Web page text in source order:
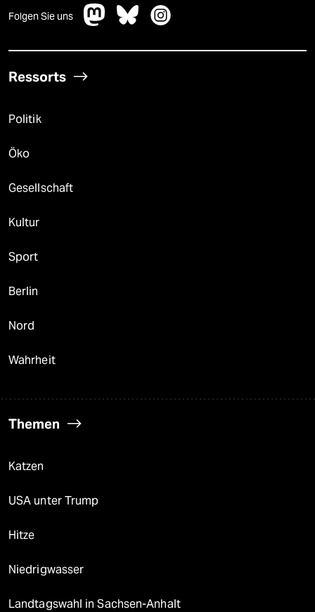
Folgen Sie uns
Ressorts
Politik
Öko
Gesellschaft
Kultur
Sport
Berlin
Nord
Wahrheit
Themen
Katzen
USA unter Trump
Hitze
Niedrigwasser
Landtagswahl in Sachsen-Anhalt